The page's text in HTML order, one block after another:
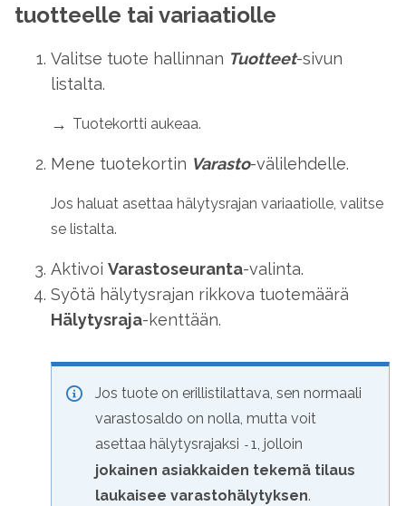
tuotteelle tai variaatiolle
Valitse tuote hallinnan Tuotteet-sivun
listalta.
Tuotekortti aukeaa.
Mene tuotekortin Varasto-välilehdelle.
Jos haluat asettaa hälytysrajan variaatiolle, valitse
se listalta.
Aktivoi Varastoseuranta-valinta.
Syötä hälytysrajan rikkova tuotemäärä
Hälytysraja-kenttään.
Jos tuote on erillistilattava, sen normaali
varastosaldo on nolla, mutta voit
asettaa hälytysrajaksi -1, jolloin
jokainen asiakkaiden tekemä tilaus
laukaisee varastohälytyksen.